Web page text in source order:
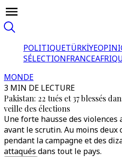
POLITIQUETÜRKİYE
SÉLECTIONFRANCE
MONDE
3 MIN DE LECTURE
Pakistan: 22 tués et 37 blessés
veille des élections
Une forte hausse des violences
avant le scrutin. Au moins deux
pendant la campagne et des
attaqués dans tout le pays.